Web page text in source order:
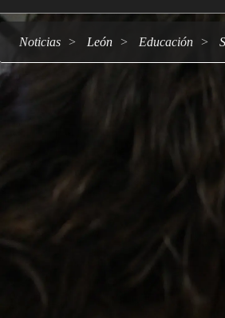
Noticias León Educación